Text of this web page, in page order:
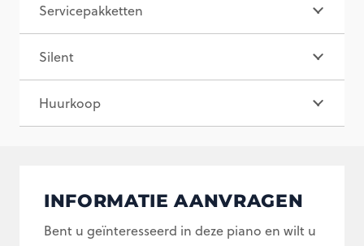
Servicepakketten
Silent
Huurkoop
INFORMATIE AANVRAGEN
Bent u geïnteresseerd in deze piano en wilt u